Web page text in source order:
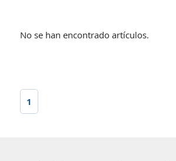
No se han encontrado artículos.
1